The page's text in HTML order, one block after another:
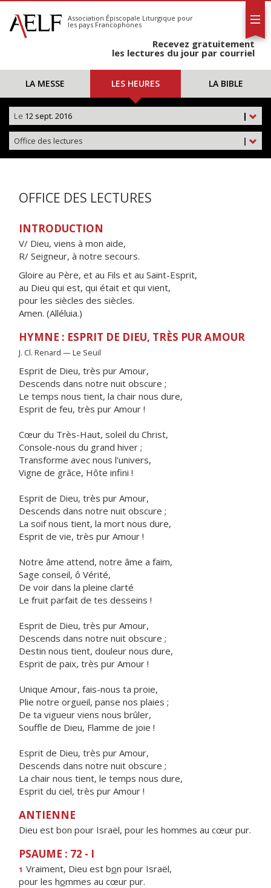
S'abonner
Calendrier
Association Épiscopale Liturgique pour
les pays Francophones
Recevez gratuitement
les lectures du jour par courriel
LA MESSE LES HEURES LA BIBLE
|
Le 12 sept. 2016
|
Office des lectures
OFFICE DES LECTURES
INTRODUCTION
V/ Dieu, viens à mon aide,
R/ Seigneur, à notre secours.
Gloire au Père, et au Fils et au Saint-Esprit,
au Dieu qui est, qui était et qui vient,
pour les siècles des siècles.
Amen. (Alléluia.)
HYMNE : ESPRIT DE DIEU, TRÈS PUR AMOUR
J. Cl. Renard — Le Seuil
Esprit de Dieu, très pur Amour,
Descends dans notre nuit obscure ;
Le temps nous tient, la chair nous dure,
Esprit de feu, très pur Amour !
Cœur du Très-Haut, soleil du Christ,
Console-nous du grand hiver ;
Transforme avec nous l’univers,
Vigne de grâce, Hôte infini !
Esprit de Dieu, très pur Amour,
Descends dans notre nuit obscure ;
La soif nous tient, la mort nous dure,
Esprit de vie, très pur Amour !
Notre âme attend, notre âme a faim,
Sage conseil, ô Vérité,
De voir dans la pleine clarté
Le fruit parfait de tes desseins !
Esprit de Dieu, très pur Amour,
Descends dans notre nuit obscure ;
Destin nous tient, douleur nous dure,
Esprit de paix, très pur Amour !
Unique Amour, fais-nous ta proie,
Plie notre orgueil, panse nos plaies ;
De ta vigueur viens nous brûler,
Souffle de Dieu, Flamme de joie !
Esprit de Dieu, très pur Amour,
Descends dans notre nuit obscure ;
La chair nous tient, le temps nous dure,
Esprit du ciel, très pur Amour !
ANTIENNE
Dieu est bon pour Israël, pour les hommes au cœur pur.
PSAUME : 72 - I
1 Vraiment, Dieu est bon pour Israël,
pour les hommes au cœur pur.